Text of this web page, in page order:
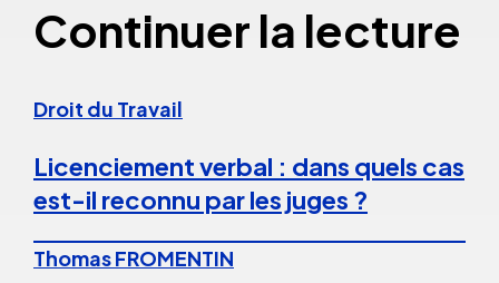
Continuer la lecture
Droit du Travail
Licenciement verbal : dans quels cas
est-il reconnu par les juges ?
Thomas FROMENTIN